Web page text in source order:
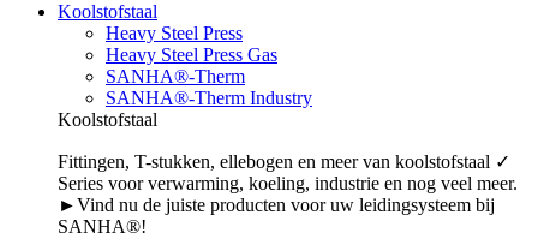
Koolstofstaal
Heavy Steel Press
Heavy Steel Press Gas
SANHA®-Therm
SANHA®-Therm Industry
Koolstofstaal
Fittingen, T-stukken, ellebogen en meer van koolstofstaal ✓
Series voor verwarming, koeling, industrie en nog veel meer.
►Vind nu de juiste producten voor uw leidingsysteem bij
SANHA®!